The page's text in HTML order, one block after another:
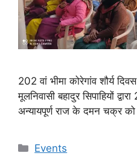
202 वां भीमा कोरेगांव शौर्य
मूलनिवासी बहादुर सिपाहियों
अन्यायपूर्ण राज के दमन चक्र को
Categories
Events